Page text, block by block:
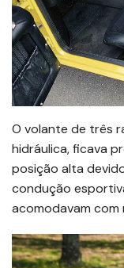
O volante de três
hidráulica, ficava
posição alta
condução
acomodavam